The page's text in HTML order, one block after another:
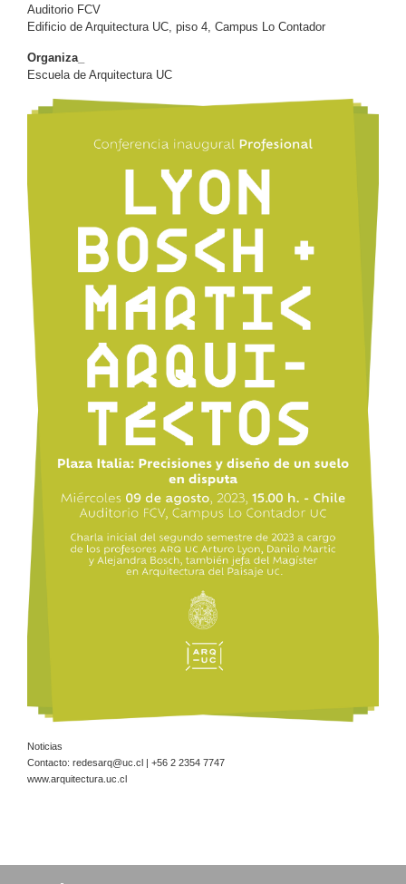
Auditorio FCV
Edificio de Arquitectura UC, piso 4, Campus Lo Contador
Organiza_
Escuela de Arquitectura UC
Noticias
Contacto: redesarq@uc.cl | +56 2 2354 7747
www.arquitectura.uc.cl